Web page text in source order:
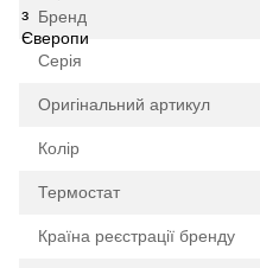
Бренд
Серія
Оригінальний артикул
Колір
Термостат
Країна реєстрації бренду